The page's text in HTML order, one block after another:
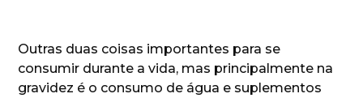
Outras duas coisas importantes para se
consumir durante a vida, mas principalmente na
gravidez é o consumo de água e suplementos